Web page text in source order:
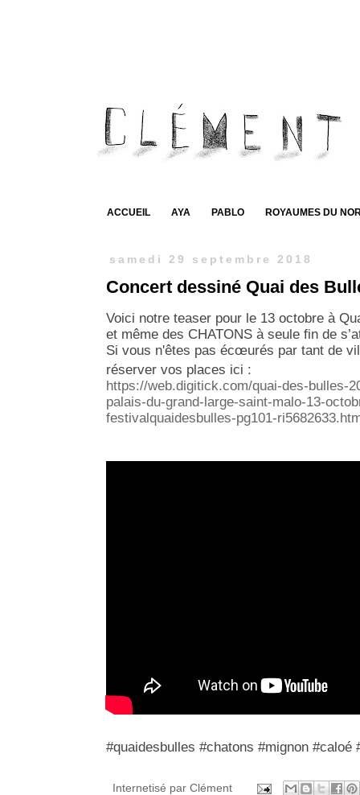
ACCUEIL AYA PABLO ROYAUMES DU
samedi 29 septembre 2018
Concert dessiné Quai des
Voici notre teaser pour le 13 octobre à
et même des CHATONS à seule fin de
Si vous n'êtes pas écœurés par tant de
réserver vos places ici :
https://web.digitick.com/quai-des-bulles-
palais-du-grand-large-saint-malo-13-
festivalquaidesbulles-pg101-
#quaidesbulles #chatons #mignon #caloé
Internetisé par Clément